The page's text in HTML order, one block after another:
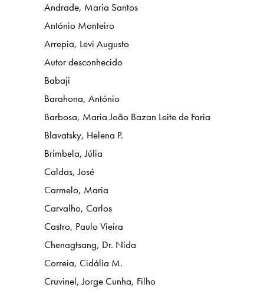
Andrade, Maria Santos
António Monteiro
Arrepia, Levi Augusto
Autor desconhecido
Babaji
Barahona, António
Barbosa, Maria João Bazan Leite de Faria
Blavatsky, Helena P.
Brimbela, Júlia
Caldas, José
Carmelo, Maria
Carvalho, Carlos
Castro, Paulo Vieira
Chenagtsang, Dr. Nida
Correia, Cidália M.
Cruvinel, Jorge Cunha, Filho